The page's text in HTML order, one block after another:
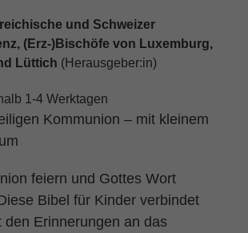
und Schweizer
(Erz-)Bischöfe von Luxemburg,
Lüttich (Herausgeber:in)
1-4 Werktagen
Kommunion – mit kleinem
feiern und Gottes Wort
Bibel für Kinder verbindet
den Erinnerungen an das